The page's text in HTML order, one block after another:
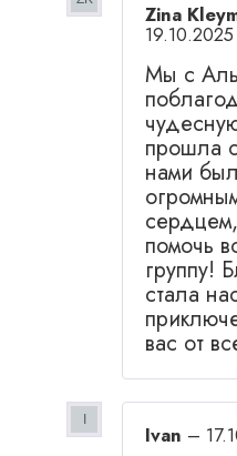
Zina
19.10.2025
Мы с
прошла
нами
помочь
группу!
стала
вас от
Ivan –